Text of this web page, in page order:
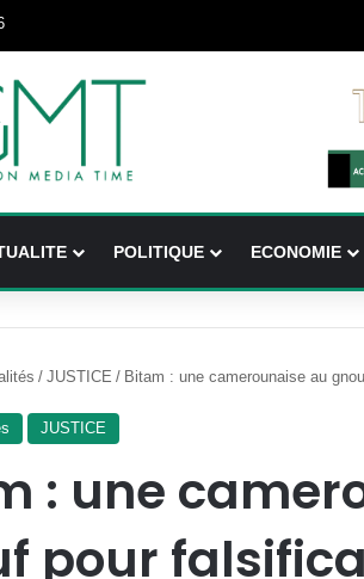
POLITIQUE ECONOMIE
/ JUSTICE / Bitam : une camerounaise au
JUSTICE
: une
pour